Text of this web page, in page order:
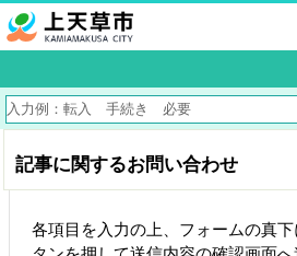
記事に関するお問い合わせ
各項目を入力の上、フォームの真